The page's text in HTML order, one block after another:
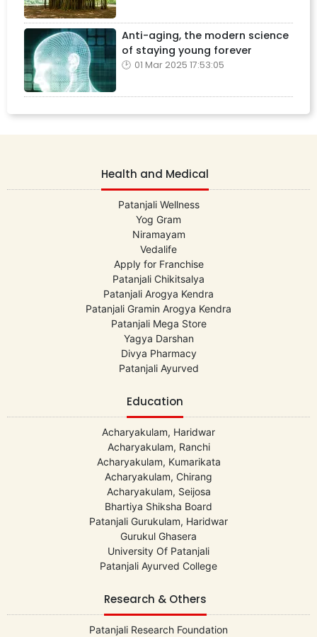
Anti-aging, the modern science
of staying young forever
01 Mar 2025 17:53:05
Health and Medical
Patanjali Wellness
Yog Gram
Niramayam
Vedalife
Apply for Franchise
Patanjali Chikitsalya
Patanjali Arogya Kendra
Patanjali Gramin Arogya Kendra
Patanjali Mega Store
Yagya Darshan
Divya Pharmacy
Patanjali Ayurved
Education
Acharyakulam, Haridwar
Acharyakulam, Ranchi
Acharyakulam, Kumarikata
Acharyakulam, Chirang
Acharyakulam, Seijosa
Bhartiya Shiksha Board
Patanjali Gurukulam, Haridwar
Gurukul Ghasera
University Of Patanjali
Patanjali Ayurved College
Research & Others
Patanjali Research Foundation